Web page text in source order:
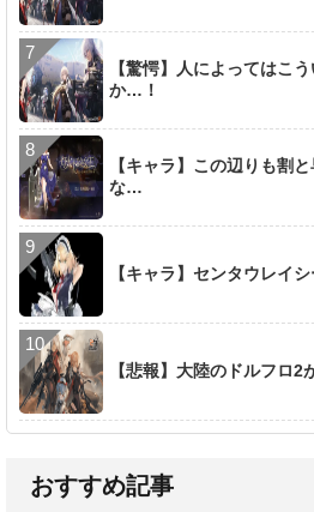
【驚愕】人によってはこ
か…！
【キャラ】この辺りも割
な…
【キャラ】センタウレイ
【悲報】大陸のドルフロ2
おすすめ記事